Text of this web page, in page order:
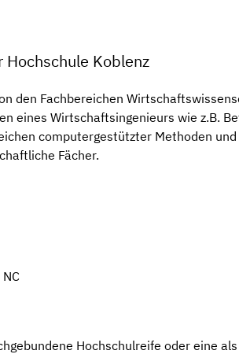
Koblenz
den Fachbereichen
eines Wirtschaftsingenieurs wie z.B.
computergestützter Methoden
Fächer.
Hochschulreife oder eine